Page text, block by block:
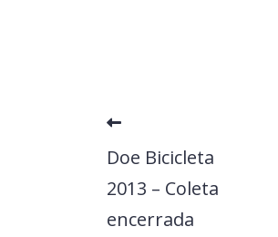
Doe Bicicleta
2013 – Coleta
encerrada